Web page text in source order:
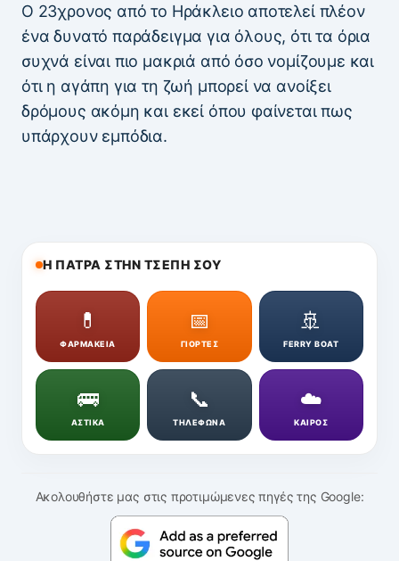
Ο 23χρονος από το Ηράκλειο αποτελεί πλέον
ένα δυνατό παράδειγμα για όλους, ότι τα όρια
συχνά είναι πιο μακριά από όσο νομίζουμε και
ότι η αγάπη για τη ζωή μπορεί να ανοίξει
δρόμους ακόμη και εκεί όπου φαίνεται πως
υπάρχουν εμπόδια.
Η ΠΑΤΡΑ ΣΤΗΝ ΤΣΕΠΗ ΣΟΥ
💊
ΦΑΡΜΑΚΕΙΑ
📅
ΓΙΟΡΤΕΣ
🚢
FERRY BOAT
🚌
ΑΣΤΙΚΑ
📞
ΤΗΛΕΦΩΝΑ
☁️
ΚΑΙΡΟΣ
Ακολουθήστε μας στις προτιμώμενες πηγές της Google: